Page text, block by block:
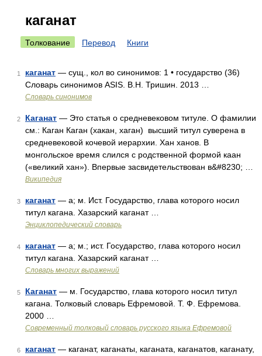
каганат
Толкование Перевод Книги
1 каганат — сущ., кол во синонимов: 1 • государство (36)
Словарь синонимов ASIS. В.Н. Тришин. 2013 …
Словарь синонимов
2 Каганат — Это статья о средневековом титуле. О фамилии
см.: Каган Каган (хакан, хаган) высший титул суверена в
средневековой кочевой иерархии. Хан ханов. В
монгольское время слился с родственной формой каан
(«великий хан»). Впервые засвидетельствован в&#8230; …
Википедия
3 каганат — а; м. Ист. Государство, глава которого носил
титул кагана. Хазарский каганат …
Энциклопедический словарь
4 каганат — а; м.; ист. Государство, глава которого носил
титул кагана. Хазарский каганат …
Словарь многих выражений
5 Каганат — м. Государство, глава которого носил титул
кагана. Толковый словарь Ефремовой. Т. Ф. Ефремова.
2000 …
Современный толковый словарь русского языка Ефремовой
6 каганат — каганат, каганаты, каганата, каганатов, каганату,